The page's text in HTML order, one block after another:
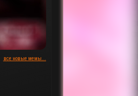
все новые мемы...